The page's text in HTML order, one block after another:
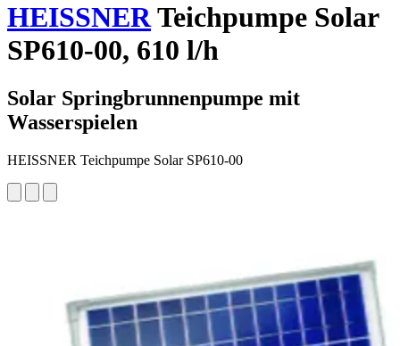
HEISSNERTeichpumpe Solar
SP610-00, 610 l/h
Solar Springbrunnenpumpe mit
Wasserspielen
HEISSNER Teichpumpe Solar SP610-00